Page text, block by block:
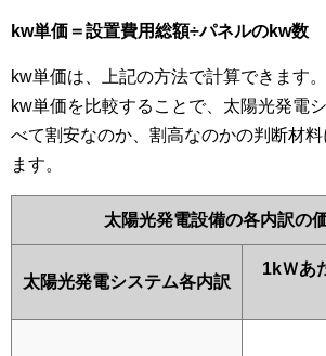
kw単価＝設置費用総額÷パネルのkw数
kw単価は、上記の方法で計算できます。
kw単価を比較することで、太陽光発電
べて割安なのか、割高なのかの判断材
ます。
太陽光発電設備の各内訳の
太陽光発電システム各内訳
1kＷあ